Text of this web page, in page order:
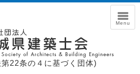
22条の４に基づく団体)